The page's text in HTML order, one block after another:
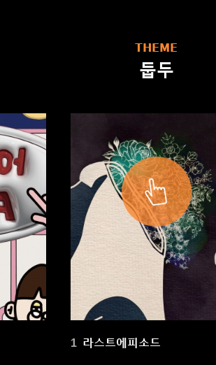
THEME
둡두
1 라스트에피소드